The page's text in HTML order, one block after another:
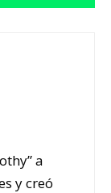
a
y creó